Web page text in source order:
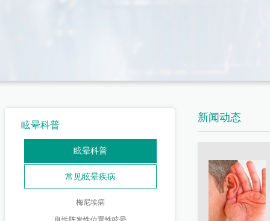
眩晕科普
眩晕科普
常见眩晕疾病
梅尼埃病
新闻动态